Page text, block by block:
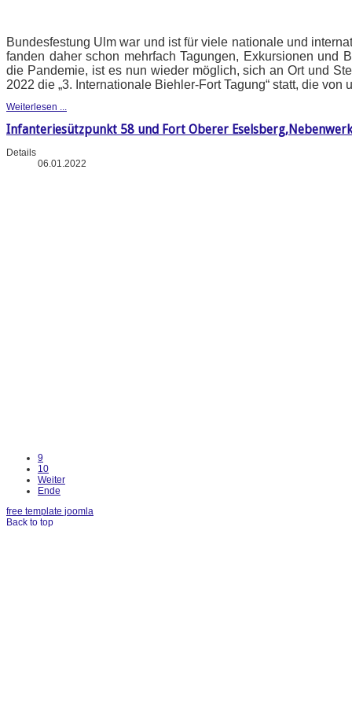
Bundesfestung Ulm war und ist für viele nationale und
fanden daher schon mehrfach Tagungen, Exkursionen und
die Pandemie, ist es nun wieder möglich, sich an Ort und
2022 die „3. Internationale Biehler-Fort Tagung“ statt, die von
Weiterlesen ...
Infanteriesützpunkt 58 und Fort Oberer
Details
06.01.2022
9
10
Weiter
Ende
free template joomla
Back to top